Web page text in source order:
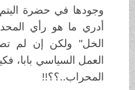
وجودها في حضرة اليتم،
أدري ما هو رأي
الخل" ولكن إن لم
العمل السياسي بابا،
المحراب..؟؟!!